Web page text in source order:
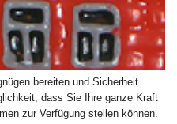
bereiten und Sicherheit
dass Sie Ihre ganze Kraft
zur Verfügung stellen können.